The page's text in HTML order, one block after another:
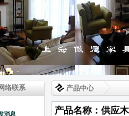
络联系 产品中心
产品名称：供应